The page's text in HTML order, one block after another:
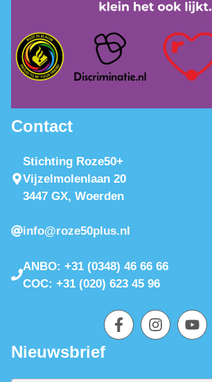
Contact
Stichting Roze50+
Vijzelmolenlaan 20
3447 GX, Woerden
info@roze50plus.nl
ANBO: +31 (0348) 46 66 66
COC: +31 (020) 623 45 96
Nieuwsbrief